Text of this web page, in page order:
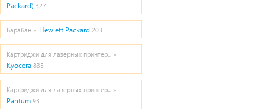
Packard) 327
Барабан » Hewlett Packard 203
Картриджи для лазерных принтер... »
Kyocera 835
Картриджи для лазерных принтер... »
Pantum 93